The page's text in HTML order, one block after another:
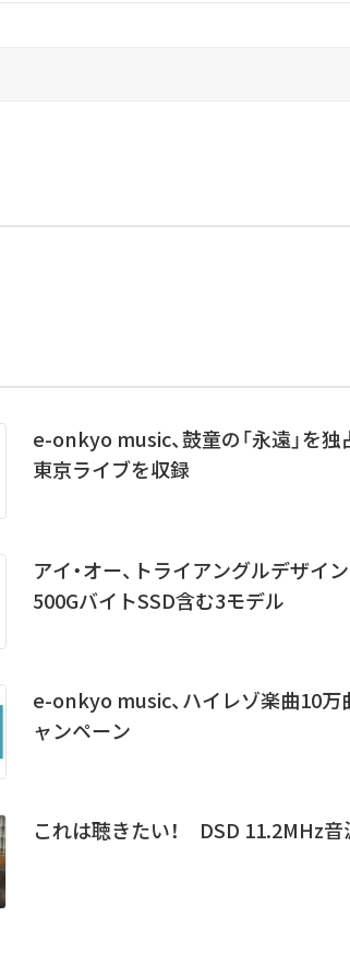
e-onkyo music、鼓童の「永遠」を独
東京ライブを収録
アイ・オー、トライアングルデザ
500GバイトSSD含む3モデル
e-onkyo music、ハイレゾ楽曲10
ャンペーン
これは聴きたい！ DSD 11.2MHz